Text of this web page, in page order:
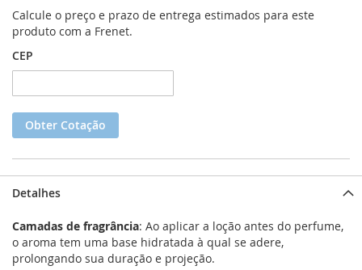
Calcule o preço e prazo de entrega estimados para este
produto com a Frenet.
CEP
Obter Cotação
Detalhes
Camadas de fragrância: Ao aplicar a loção antes do perfume,
o aroma tem uma base hidratada à qual se adere,
prolongando sua duração e projeção.